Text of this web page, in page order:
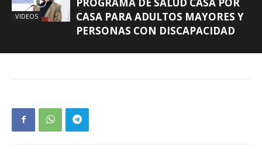
VIDEOS
CASA PARA ADULTOS MAYORES Y
PERSONAS CON DISCAPACIDAD